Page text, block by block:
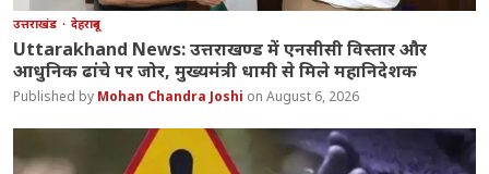
उत्तराखंड देहरादून
Uttarakhand News: उत्तराखण्ड में एनसीसी विस्तार और
आधुनिक ढांचे पर जोर, मुख्यमंत्री धामी से मिले महानिदेशक
Mohan Chandra Joshi August 6, 2026